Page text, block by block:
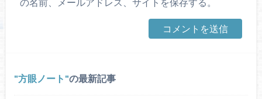
の名前、メールアドレス、サイトを保存する。
方眼ノート の最新記事